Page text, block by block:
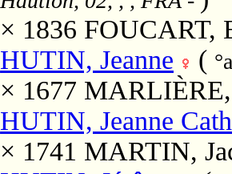
× 1836 FOUCART,
HUTIN, Jeanne
(
× 1677
HUTIN, Jeanne
× 1741 MARTIN,